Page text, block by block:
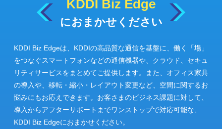
KDDI Biz Edge
におまかせください
KDDI Biz Edgeは、KDDIの高品質な通信を基盤に、働く「場」
をつなぐスマートフォンなどの通信機器や、クラウド、セキュ
リティサービスをまとめてご提供します。また、オフィス家具
の導入や、移転・縮小・レイアウト変更など、空間に関するお
悩みにもお応えできます。お客さまのビジネス課題に対して、
導入からアフターサポートまでワンストップで対応可能な、
KDDI Biz Edgeにおまかせください。